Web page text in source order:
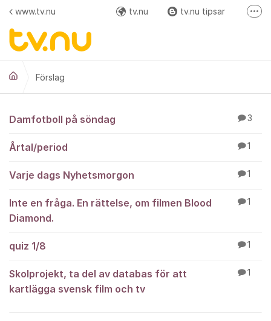
Hoppa till innehåll
www.tv.nu tv.nu tv.nu tipsar
Förslag
Förslag
Damfotboll på söndag 3
Årtal/period 1
Varje dags Nyhetsmorgon 1
Inte en fråga. En rättelse, om filmen Blood
Diamond.
1
quiz 1/8 1
Skolprojekt, ta del av databas för att
kartlägga svensk film och tv
1